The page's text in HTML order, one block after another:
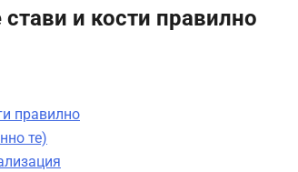
и кости правилно
правилно
те)